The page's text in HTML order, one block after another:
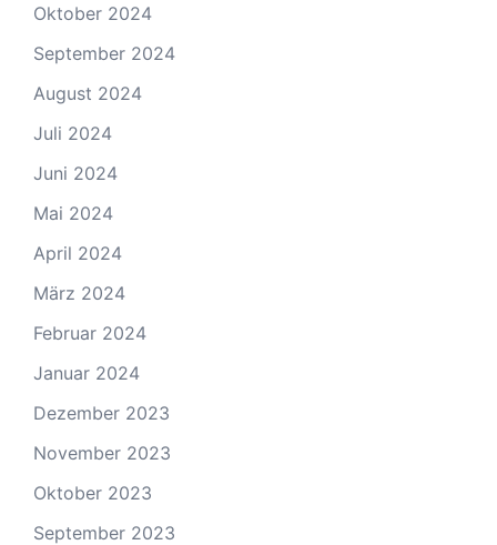
Oktober 2024
September 2024
August 2024
Juli 2024
Juni 2024
Mai 2024
April 2024
März 2024
Februar 2024
Januar 2024
Dezember 2023
November 2023
Oktober 2023
September 2023